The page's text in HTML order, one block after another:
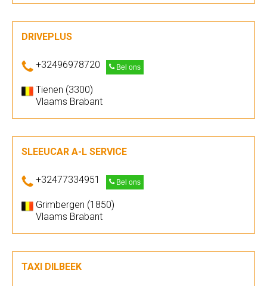
DRIVEPLUS
+32496978720 Bel ons
Tienen (3300)
Vlaams Brabant
SLEEUCAR A-L SERVICE
+32477334951 Bel ons
Grimbergen (1850)
Vlaams Brabant
TAXI DILBEEK